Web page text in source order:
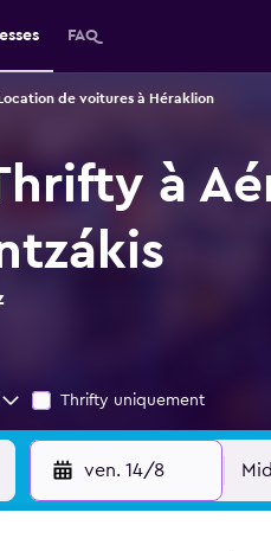
FAQ
de voitures à Héraklion
à
Thrifty uniquement
ven. 14/8